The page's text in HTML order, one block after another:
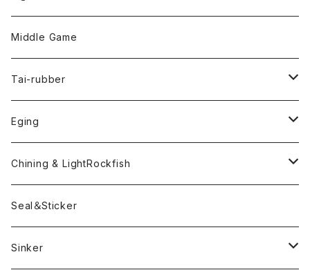
Bスネイクmicro
Fリトリーバー
漁港ワームLv.2
Snap
Handle Knob
Phase-up
ピカルヘッド
LEVEL6
YARIE
ECOGEAR
Middle Game
Tai-rubber
TWObyTWO
ツートンネクタイ
ACTIVE
Eging
Egi
Rig
Chining & LightRockfish
Worm
KeeperLine
Seal＆Sticker
Sinker